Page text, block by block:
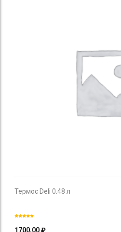
Термоc Deli 0.48 л
1700,00₽